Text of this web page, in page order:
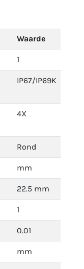
Waarde
1
IP67/IP69K
4X
Rond
mm
22.5 mm
1
0.01
mm